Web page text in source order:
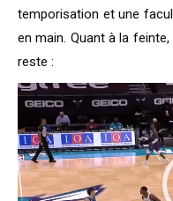
temporisation et une
en main. Quant à la
reste :
Lecteur
vidéo